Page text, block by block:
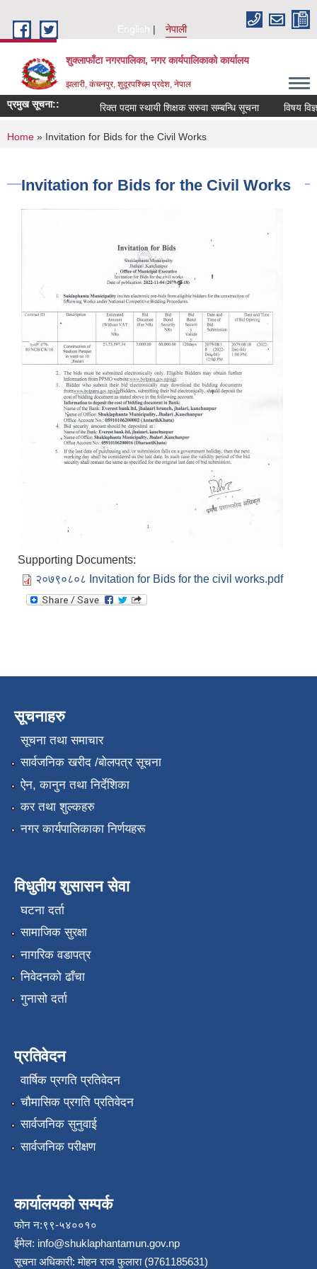
English
नेपाली
शुक्लाफाँटा नगरपालिका, नगर कार्यपालिकाको कार्यालय
झलारी, कंचनपुर, शुदूरपश्चिम प्रदेश, नेपाल
प्रमुख सूचना:: रिक्त पदमा स्थायी शिक्षक सरुवा सम्बन्धि सूचना विषय
You are here
Home » Invitation for Bids for the Civil Works
Invitation for Bids for the Civil Works
Supporting Documents:
२०७९०८०८ Invitation for Bids for the civil works.pdf
सूचनाहरु
सूचना तथा समाचार
सार्वजनिक खरीद /बोलपत्र सूचना
ऐन, कानुन तथा निर्देशिका
कर तथा शुल्कहरु
नगर कार्यपालिकाका निर्णयहरू
विधुतीय शुसासन सेवा
घटना दर्ता
सामाजिक सुरक्षा
नागरिक वडापत्र
निवेदनको ढाँचा
गुनासो दर्ता
प्रतिवेदन
वार्षिक प्रगति प्रतिवेदन
चौमासिक प्रगति प्रतिवेदन
सार्वजनिक सुनुवाई
सार्वजनिक परीक्षण
कार्यालयको सम्पर्क
फोन न:९९-५४००१०
ईमेल: info@shuklaphantamun.gov.np
सूचना अधिकारी: मोहन राज फुलारा (9761185631)